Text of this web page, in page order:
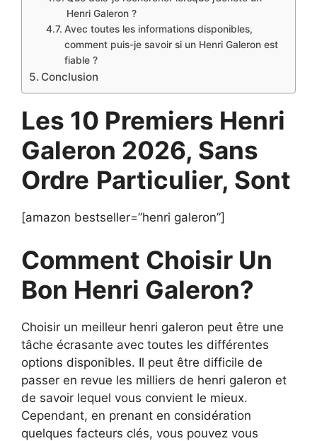
Henri Galeron ?
Avec toutes les informations disponibles,
comment puis-je savoir si un Henri Galeron est
fiable ?
Conclusion
Les 10 Premiers Henri
Galeron 2026, Sans
Ordre Particulier, Sont
[amazon bestseller=”henri galeron”]
Comment Choisir Un
Bon Henri Galeron?
Choisir un meilleur henri galeron peut être une
tâche écrasante avec toutes les différentes
options disponibles. Il peut être difficile de
passer en revue les milliers de henri galeron et
de savoir lequel vous convient le mieux.
Cependant, en prenant en considération
quelques facteurs clés, vous pouvez vous